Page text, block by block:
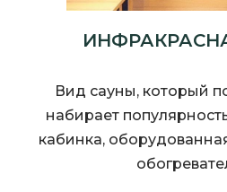
Вид сауны, который
набирает
кабинка,